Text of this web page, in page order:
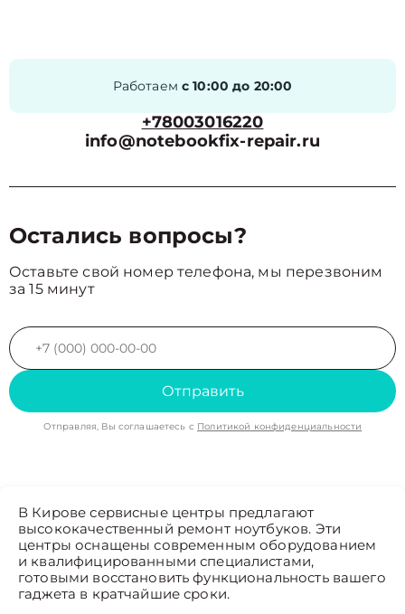
Работаем с 10:00 до 20:00
+78003016220
info@notebookfix-repair.ru
Остались вопросы?
Оставьте свой номер телефона, мы перезвоним
за 15 минут
Отправить
Отправляя, Вы соглашаетесь с Политикой конфиденциальности
В Кирове сервисные центры предлагают
высококачественный ремонт ноутбуков. Эти
центры оснащены современным оборудованием
и квалифицированными специалистами,
готовыми восстановить функциональность вашего
гаджета в кратчайшие сроки.